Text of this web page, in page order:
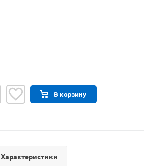
В корзину
Характеристики